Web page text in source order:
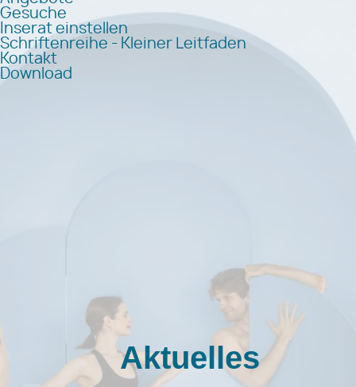
Gesuche
Inserat einstellen
Schriftenreihe - Kleiner Leitfaden
Kontakt
Download
Aktuelles